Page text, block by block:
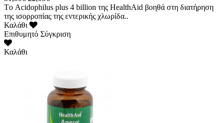
Tο Acidophilus plus 4 billion της HealthAid βοηθά στη διατήρηση
της ισορροπίας της εντερικής χλωρίδα..
Καλάθι
Επιθυμητό Σύγκριση
Καλάθι